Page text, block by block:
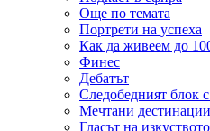
Още по темата
Портрети на успеха
Как да живеем до
Финес
Дебатът
Следобедният блок
Мечтани дестинации
Гласът на изкуството